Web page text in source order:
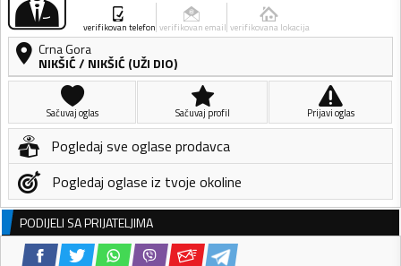
verifikovan telefon verifikovan email verifikovana lokacija
Crna Gora
NIKŠIĆ/ NIKŠIĆ (UŽI DIO)
Sačuvaj oglas Sačuvaj profil Prijavi oglas
Pogledaj sve oglase prodavca
Pogledaj oglase iz tvoje okoline
PODIJELI SA PRIJATELJIMA